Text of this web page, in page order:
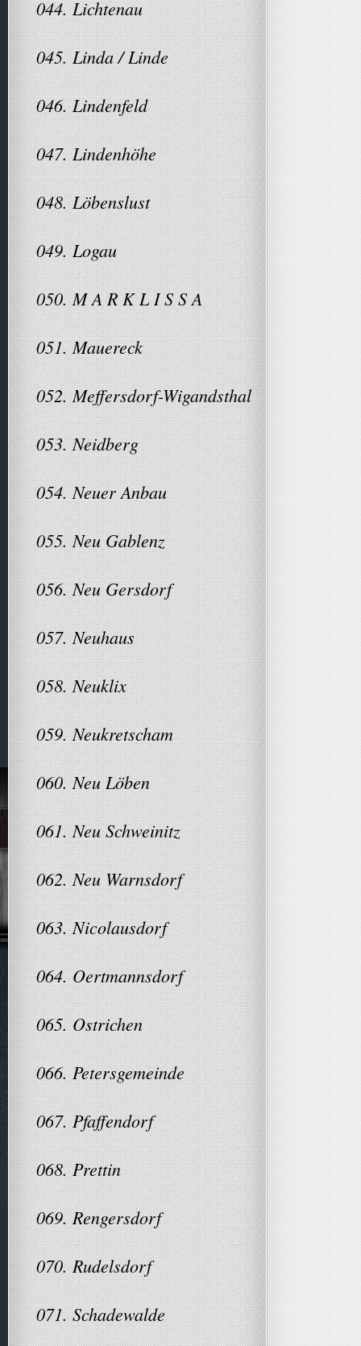
044. Lichtenau
045. Linda / Linde
046. Lindenfeld
047. Lindenhöhe
048. Löbenslust
049. Logau
050. M A R K L I S S A
051. Mauereck
052. Meffersdorf-Wigandsthal
053. Neidberg
054. Neuer Anbau
055. Neu Gablenz
056. Neu Gersdorf
057. Neuhaus
058. Neuklix
059. Neukretscham
060. Neu Löben
061. Neu Schweinitz
062. Neu Warnsdorf
063. Nicolausdorf
064. Oertmannsdorf
065. Ostrichen
066. Petersgemeinde
067. Pfaffendorf
068. Prettin
069. Rengersdorf
070. Rudelsdorf
071. Schadewalde